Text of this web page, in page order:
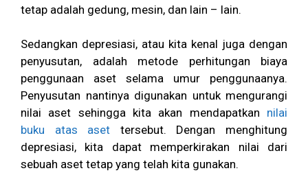
tetap adalah gedung, mesin, dan lain – lain.
Sedangkan depresiasi, atau kita kenal juga dengan
penyusutan, adalah metode perhitungan biaya
penggunaan aset selama umur penggunaanya.
Penyusutan nantinya digunakan untuk mengurangi
nilai aset sehingga kita akan mendapatkan nilai
buku atas aset tersebut. Dengan menghitung
depresiasi, kita dapat memperkirakan nilai dari
sebuah aset tetap yang telah kita gunakan.